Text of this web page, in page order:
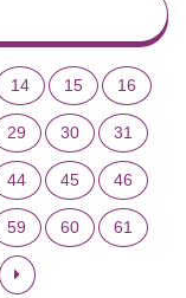
14 15 16
29 30 31
44 45 46
59 60 61